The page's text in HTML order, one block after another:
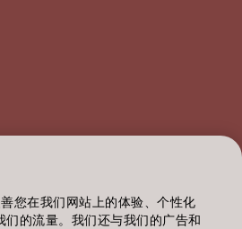
您在我们网站上的体验、个性化
们的流量。我们还与我们的广告和